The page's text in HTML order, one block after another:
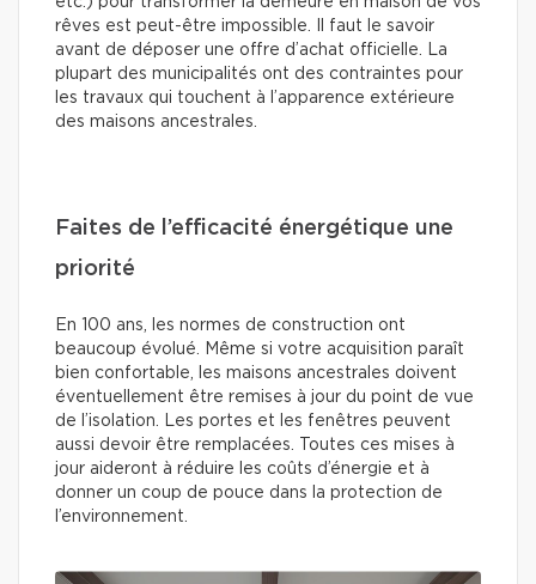
rêves est peut-être impossible. Il faut le savoir
avant de déposer une offre d’achat officielle. La
plupart des municipalités ont des contraintes pour
les travaux qui touchent à l’apparence extérieure
des maisons ancestrales.
Faites de l’efficacité énergétique une
priorité
En 100 ans, les normes de construction ont
beaucoup évolué. Même si votre acquisition paraît
bien confortable, les maisons ancestrales doivent
éventuellement être remises à jour du point de vue
de l’isolation. Les portes et les fenêtres peuvent
aussi devoir être remplacées. Toutes ces mises à
jour aideront à réduire les coûts d’énergie et à
donner un coup de pouce dans la protection de
l’environnement.